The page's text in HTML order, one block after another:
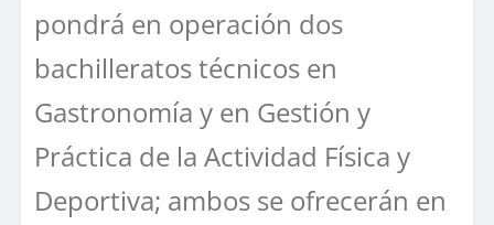
pondrá en operación dos
bachilleratos técnicos en
Gastronomía y en Gestión y
Práctica de la Actividad Física y
Deportiva; ambos se ofrecerán en